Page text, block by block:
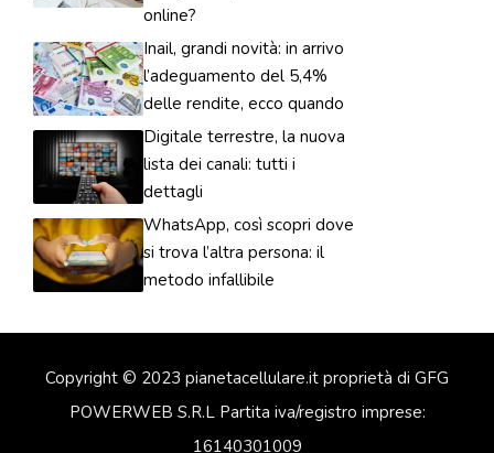
online?
Inail, grandi novità: in arrivo
l’adeguamento del 5,4%
delle rendite, ecco quando
Digitale terrestre, la nuova
lista dei canali: tutti i
dettagli
WhatsApp, così scopri dove
si trova l’altra persona: il
metodo infallibile
Copyright © 2023 pianetacellulare.it proprietà di GFG
POWERWEB S.R.L Partita iva/registro imprese:
16140301009